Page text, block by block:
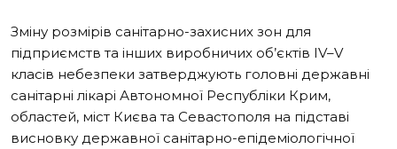
Зміну розмірів санітарно-захисних зон для
підприємств та інших виробничих об’єктів IV–V
класів небезпеки затверджують головні державні
санітарні лікарі Автономної Республіки Крим,
областей, міст Києва та Севастополя на підставі
висновку державної санітарно-епідеміологічної